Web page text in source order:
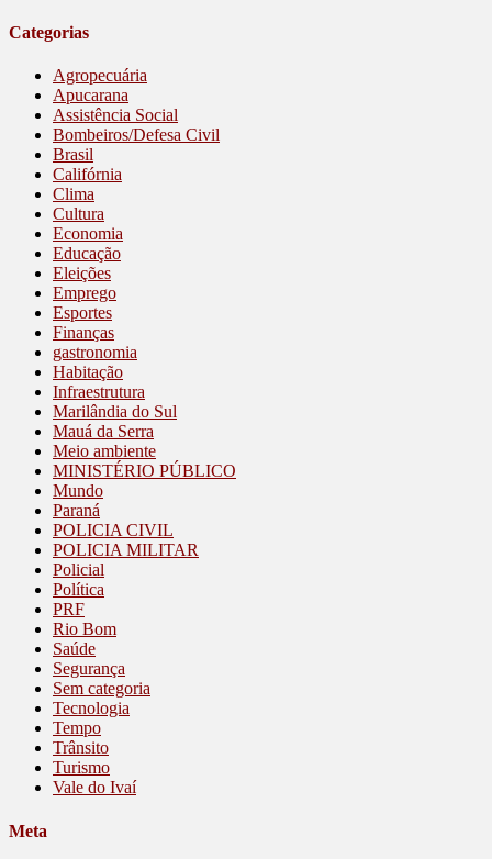
Categorias
Agropecuária
Apucarana
Assistência Social
Bombeiros/Defesa Civil
Brasil
Califórnia
Clima
Cultura
Economia
Educação
Eleições
Emprego
Esportes
Finanças
gastronomia
Habitação
Infraestrutura
Marilândia do Sul
Mauá da Serra
Meio ambiente
MINISTÉRIO PÚBLICO
Mundo
Paraná
POLICIA CIVIL
POLICIA MILITAR
Policial
Política
PRF
Rio Bom
Saúde
Segurança
Sem categoria
Tecnologia
Tempo
Trânsito
Turismo
Vale do Ivaí
Meta